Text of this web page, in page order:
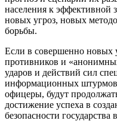
населения к эффективной
новых угроз, новых
борьбы.
Если в совершенно новых
противников и
ударов и действий сил
информационных штурмов
офицеры, будут
достижение успеха в
безопасности государства